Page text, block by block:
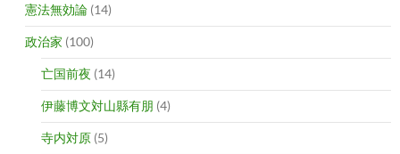
憲法無効論 (14)
政治家 (100)
亡国前夜 (14)
伊藤博文対山縣有朋 (4)
寺内対原 (5)